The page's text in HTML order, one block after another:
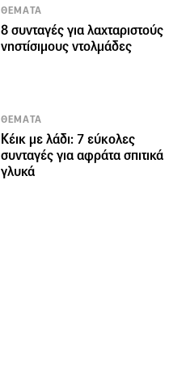
ΘΕΜΑΤΑ
8 συνταγές για λαχταριστούς
νηστίσιμους ντολμάδες
ΘΕΜΑΤΑ
Κέικ με λάδι: 7 εύκολες
συνταγές για αφράτα σπιτικά
γλυκά